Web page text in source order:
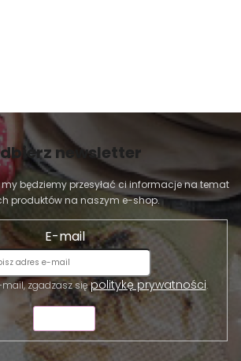
newsletter
będziemy przesyłać ci informacje na temat
produktów na naszym e-shop.
E-mail
zgadzasz siępolitykę prywatności.